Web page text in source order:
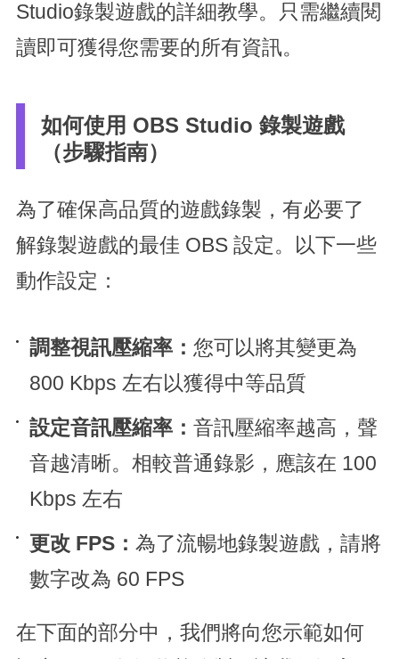
Studio錄製遊戲的詳細教學。只需繼續閱
讀即可獲得您需要的所有資訊。
如何使用 OBS Studio 錄製遊戲
（步驟指南）
為了確保高品質的遊戲錄製，有必要了
解錄製遊戲的最佳 OBS 設定。以下一些
動作設定：
調整視訊壓縮率： 您可以將其變更為
800 Kbps 左右以獲得中等品質
設定音訊壓縮率： 音訊壓縮率越高，聲
音越清晰。相較普通錄影，應該在 100
Kbps 左右
更改 FPS： 為了流暢地錄製遊戲，請將
數字改為 60 FPS
在下面的部分中，我們將向您示範如何